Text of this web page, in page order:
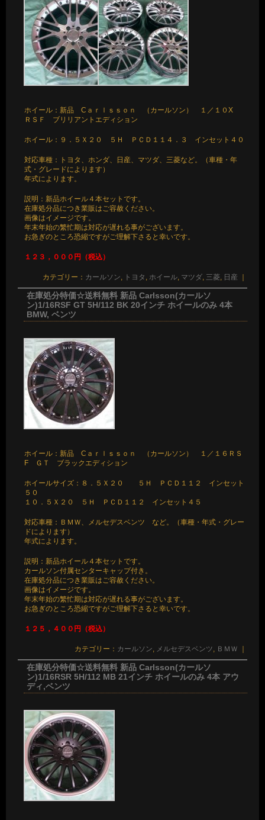
ホイール：新品 Cａｒｌｓｓｏｎ （カールソン） １／１０X
ＲＳＦ ブリリアントエディション
ホイール：９．５Ｘ２０ ５Ｈ ＰＣＤ１１４．３ インセット４０
対応車種：トヨタ、ホンダ、日産、マツダ、三菱など。（車種・年
式・グレードによります）
年式によります。
説明：新品ホイール４本セットです。
在庫処分品につき業販はご容赦ください。
画像はイメージです。
年末年始の繁忙期は対応が遅れる事がございます。
お急ぎのところ恐縮ですがご理解下さると幸いです。
１２３，０００円（税込）
カテゴリー： カールソン, トヨタ , ホイール, マツダ, 三菱, 日産
在庫処分特価☆送料無料 新品 Carlsson(カールソ
ン)1/16RSF GT 5H/112 BK 20インチ ホイールのみ 4本
BMW, ベンツ
ホイール：新品 Cａｒｌｓｓｏｎ （カールソン） １／１６ＲＳ
F ＧＴ ブラックエディション
ホイールサイズ：８．５Ｘ２０ ５Ｈ ＰＣＤ１１２ インセット
５０
１０．５Ｘ２０ ５Ｈ ＰＣＤ１１２ インセット４５
対応車種：ＢＭＷ、メルセデスベンツ など。（車種・年式・グレー
ドによります）
年式によります。
説明：新品ホイール４本セットです。
カールソン付属センターキャップ付き。
在庫処分品につき業販はご容赦ください。
画像はイメージです。
年末年始の繁忙期は対応が遅れる事がございます。
お急ぎのところ恐縮ですがご理解下さると幸いです。
１２５，４００円（税込）
カテゴリー： カールソン, メルセデスベンツ, ＢＭＷ
在庫処分特価☆送料無料 新品 Carlsson(カールソ
ン)1/16RSR 5H/112 MB 21インチ ホイールのみ 4本 アウ
ディ,ベンツ